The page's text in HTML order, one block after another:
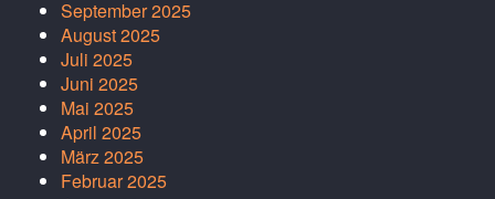
September 2025
August 2025
Juli 2025
Juni 2025
Mai 2025
April 2025
März 2025
Februar 2025